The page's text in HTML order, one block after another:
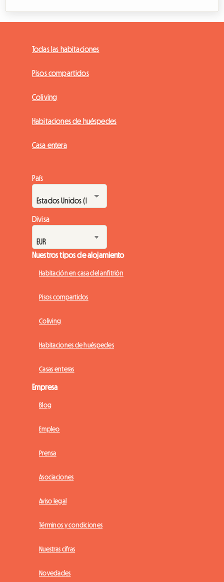
Todas las habitaciones
Pisos compartidos
Coliving
Habitaciones de huéspedes
Casa entera
País
Divisa
Nuestros tipos de alojamiento
Habitación en casa del anfitrión
Pisos compartidos
Coliving
Habitaciones de huéspedes
Casas enteras
Empresa
Blog
Empleo
Prensa
Asociaciones
Aviso legal
Términos y condiciones
Nuestras cifras
Novedades